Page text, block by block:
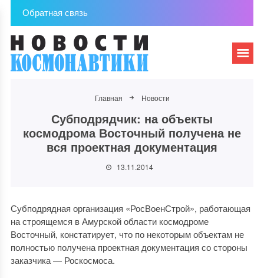
Обратная связь
Главная Новости
Субподрядчик: на объекты
космодрома Восточный получена не
вся проектная документация
13.11.2014
Субподрядная организация «РосВоенСтрой», работающая
на строящемся в Амурской области космодроме
Восточный, констатирует, что по некоторым объектам не
полностью получена проектная документация со стороны
заказчика — Роскосмоса.